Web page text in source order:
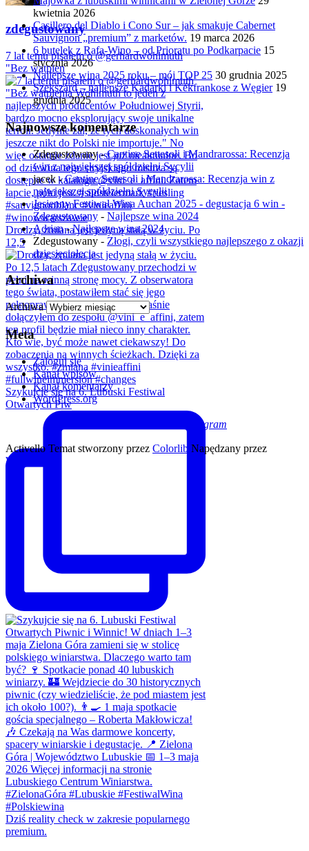
zdegustowany
7 lat temu pisałem o @gerhardwohlmuth
"Bez wątpien
Drodzy, zmiana jest jedyną stałą w życiu. Po
12,5
Szykujcie się na 6. Lubuski Festiwal
Otwartych Piw
Dziś reality check w zakresie popularnego
premium.
kwietnia 2026
Casillero del Diablo i Cono Sur – jak smakuje Cabernet
Sauvignon „premium” z marketów. 19 marca 2026
6 butelek z Rafa-Wino – od Prioratu po Podkarpacie 15
stycznia 2026
Najlepsze wina 2025 roku – mój TOP 25 30 grudnia 2025
Szekszárd – najlepsze Kadarki i Kékfrankose z Węgier 19
grudnia 2025
Najnowsze komentarze
Zdegustowany-Cantine Settesoli i Mandrarossa: Recenzja
win z największej spółdzielni Sycylii
jacek-Cantine Settesoli i Mandrarossa: Recenzja win z
największej spółdzielni Sycylii
Jesienny Festiwal Wina Auchan 2025 - degustacja 6 win -
Zdegustowany - Najlepsze wina 2024
Adrian-Najlepsze wina 2024
Zdegustowany - Złogi, czyli wszystkiego najlepszego z okazji
dziesięciolecia
Archiwa
Archiwa
Meta
Zaloguj się
Kanał wpisów
Kanał komentarzy
WordPress.org
Instagram
Activello Temat stworzony przez Colorlib Napędzany przez
WordPress